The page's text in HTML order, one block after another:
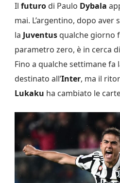
Il futuro di Paulo Dybala
mai. L’argentino, dopo
la Juventus qualche giorno
parametro zero, è in cerca
Fino a qualche settimane fa
destinato all’Inter, ma il
Lukaku ha cambiato le